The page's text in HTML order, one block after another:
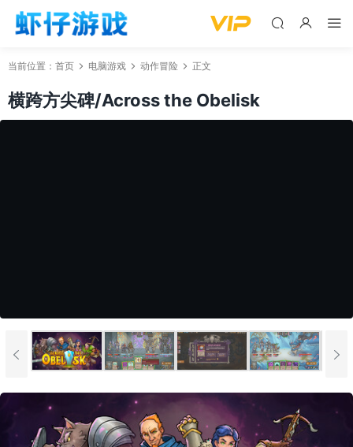
当前位置： 首页 电脑游戏 动作冒险 正文
横跨方尖碑/Across the Obelisk